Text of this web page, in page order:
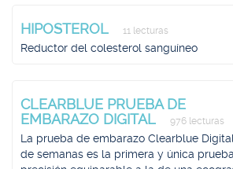
HIPOSTEROL 11 lecturas
Reductor del colesterol sanguíneo
CLEARBLUE PRUEBA DE
EMBARAZO DIGITAL
976 lecturas
La prueba de embarazo Clearblue
de semanas es la primera y única